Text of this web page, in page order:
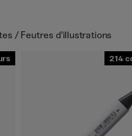
/ Feutres d'illustrations
214